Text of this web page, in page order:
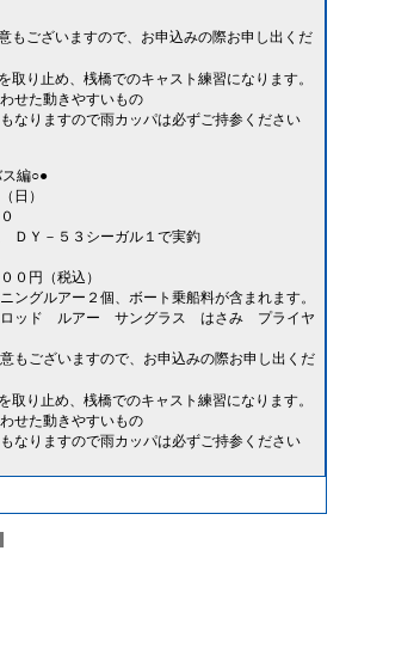
もございますので、お申込みの際お申し出くだ
取り止め、桟橋でのキャスト練習になります。
た動きやすいもの
ので雨カッパは必ずご持参ください
編○●
日）
Ｙ－５３シーガル１で実釣
０円（税込）
ングルアー２個、ボート乗船料が含まれます。
ッド ルアー サングラス はさみ プライヤ
もございますので、お申込みの際お申し出くだ
取り止め、桟橋でのキャスト練習になります。
た動きやすいもの
ので雨カッパは必ずご持参ください